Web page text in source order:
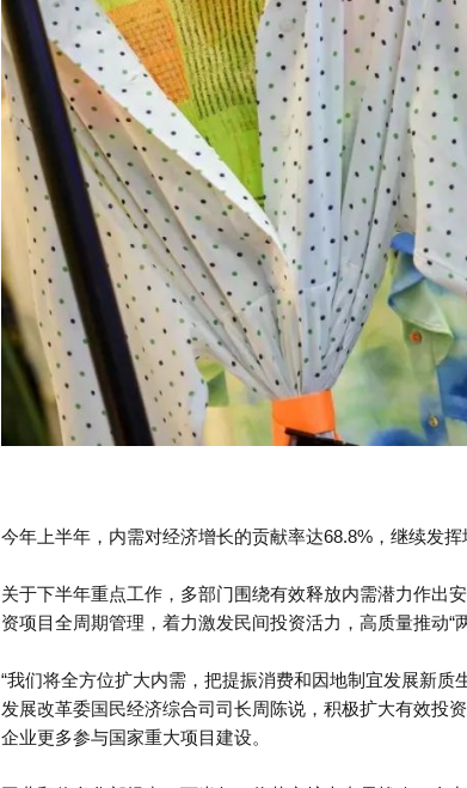
今年上半年，内需对经济增长的贡献率达68.8% ，继续发
关于下半年重点工作，多部门围绕有效释放内需潜力作出
资项目全周期管理，着力激发民间投资活力，高质量推动“
“我们将全方位扩大内需，把提振消费和因地制宜发展新
发展改革委国民经济综合司司长周陈说，积极扩大有效投
企业更多参与国家重大项目建设。